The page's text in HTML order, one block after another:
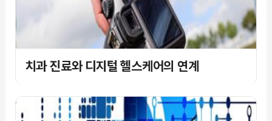
치과 진료와 디지털 헬스케어의 연계